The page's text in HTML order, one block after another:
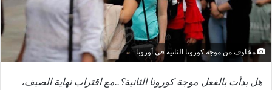
مخاوف من موجة كورونا الثانية في أوروبا
هل بدأت بالفعل موجة كورونا الثانية؟..مع اقتراب نهاية الصيف،